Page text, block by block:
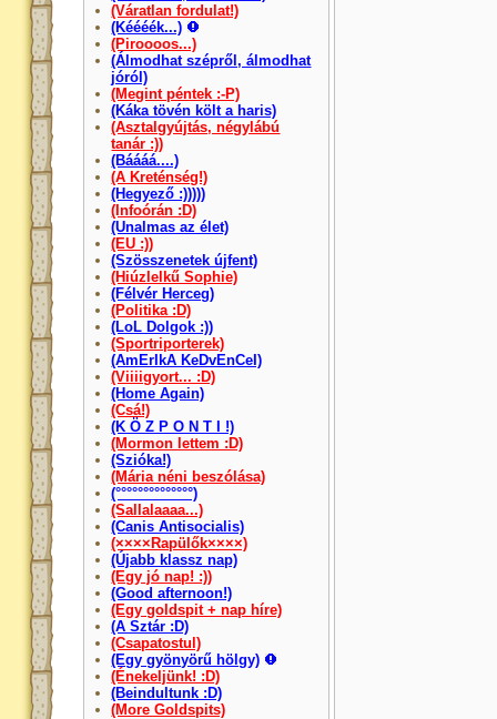
(Váratlan fordulat!)
(Kéééék...)
(Piroooos...)
(Álmodhat szépről, álmodhat
jóról)
(Megint péntek :-P)
(Káka tövén költ a haris)
(Asztalgyújtás, négylábú
tanár :))
(Báááá....)
(A Kreténség!)
(Hegyező :)))))
(Infoórán :D)
(Unalmas az élet)
(EU :))
(Szösszenetek újfent)
(Hiúzlelkű Sophie)
(Félvér Herceg)
(Politika :D)
(LoL Dolgok :))
(Sportriporterek)
(AmErIkA KeDvEnCeI)
(Viiiigyort... :D)
(Home Again)
(Csá!)
(K Ö Z P O N T I !)
(Mormon lettem :D)
(Szióka!)
(Mária néni beszólása)
(°°°°°°°°°°°°°°)
(Sallalaaaa...)
(Canis Antisocialis)
(××××Rapülők××××)
(Újabb klassz nap)
(Egy jó nap! :))
(Good afternoon!)
(Egy goldspit + nap híre)
(A Sztár :D)
(Csapatostul)
(Egy gyönyörű hölgy)
(Énekeljünk! :D)
(Beindultunk :D)
(More Goldspits)